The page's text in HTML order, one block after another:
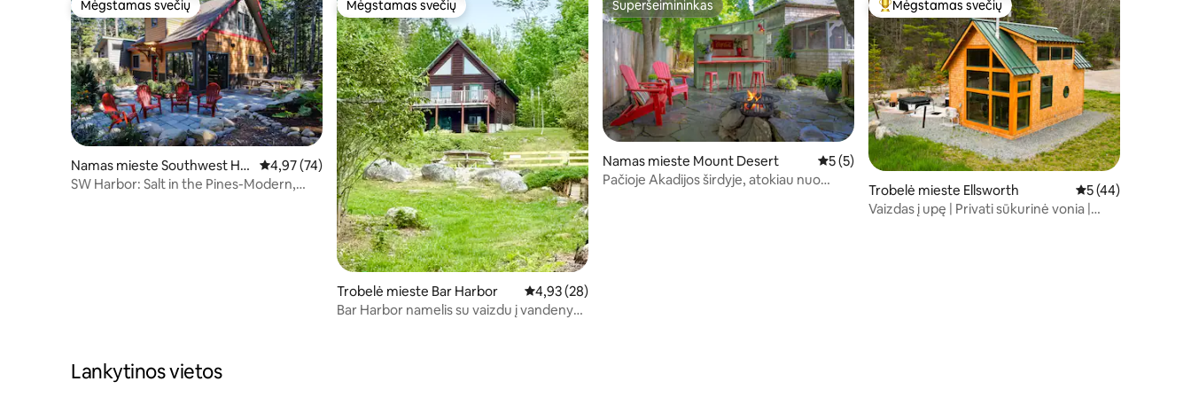
Mėgstamas svečių
Mėgstamas svečių
Namas mieste Southwest Har
bor
Vidutinis įvertinimas: 4,97 iš 5, atsiliepimų: 74
4,97 (74)
SW Harbor: Salt in the Pines-Modern,
Mėgstamas svečių
Mėgstamas svečių
Trobelė mieste Bar Harbor Vidutinis įvertinimas: 4,93 iš 5, atsiliepimų: 28
4,93 (28)
Bar Harbor namelis su vaizdu į vandenyną
Superšeimininkas
Superšeimininkas
Namas mieste Mount Desert Vidutinis įvertinimas: 5 iš 5, atsiliepimų: 5
5 (5)
Pačioje Akadijos širdyje, atokiau nuo
Svečių mėgstamiausias
Mėgstamas svečių
Trobelė mieste Ellsworth Vidutinis
5 (44)
Vaizdas į upę | Privati sūkurinė vonia |
Lankytinos vietos